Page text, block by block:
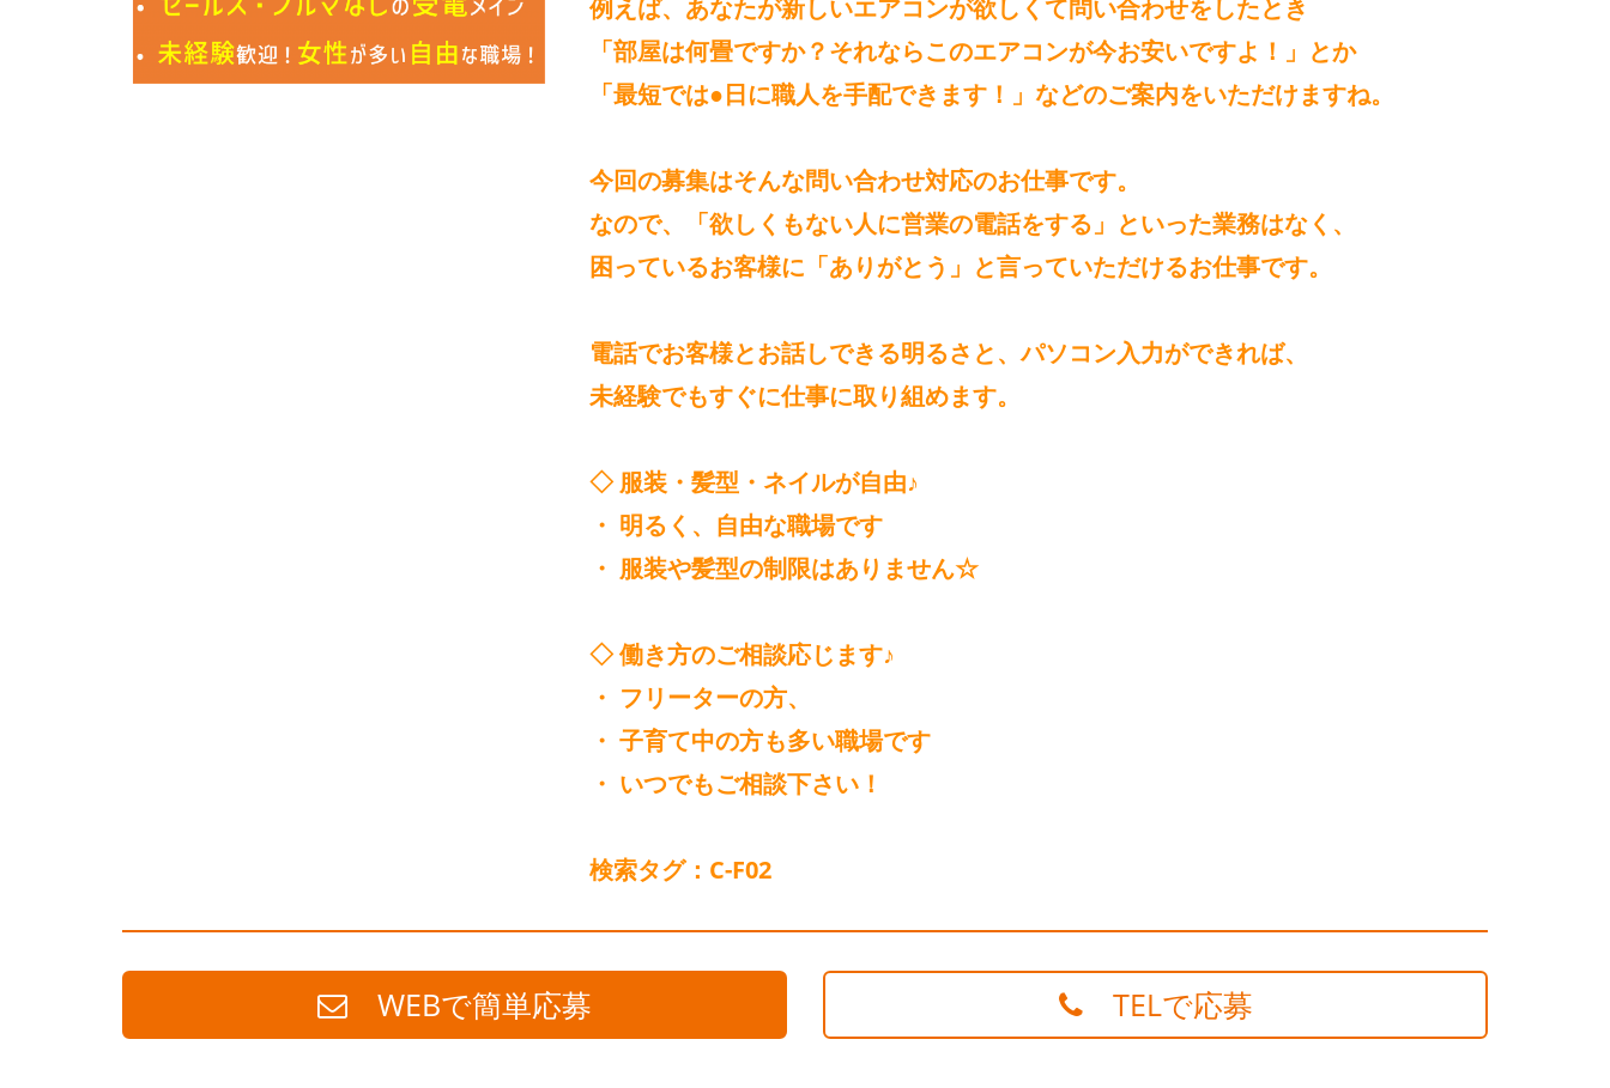
例えば、あなたが新しいエアコンが欲しくて問い合わせをしたとき
「部屋は何畳ですか？それならこのエアコンが今お安いですよ！」とか
「最短では●日に職人を手配できます！」などのご案内をいただけますね。
今回の募集はそんな問い合わせ対応のお仕事です。
なので、「欲しくもない人に営業の電話をする」といった業務はなく、
困っているお客様に「ありがとう」と言っていただけるお仕事です。
電話でお客様とお話しできる明るさと、パソコン入力ができれば、
未経験でもすぐに仕事に取り組めます。
◇ 服装・髪型・ネイルが自由♪
・ 明るく、自由な職場です
・ 服装や髪型の制限はありません☆
◇ 働き方のご相談応じます♪
・ フリーターの方、
・ 子育て中の方も多い職場です
・ いつでもご相談下さい！
検索タグ：C-F02
WEBで簡単応募 TELで応募